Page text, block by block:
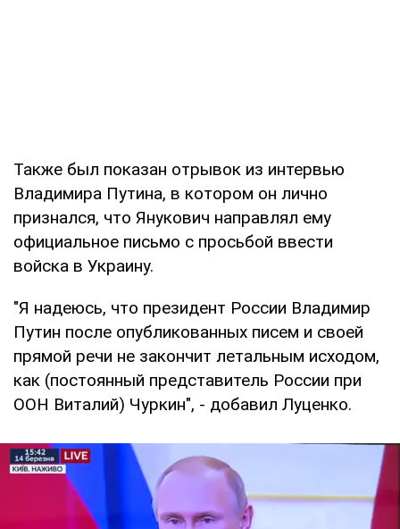
Также был показан отрывок из интервью
Владимира Путина, в котором он лично
признался, что Янукович направлял ему
официальное письмо с просьбой ввести
войска в Украину.
"Я надеюсь, что президент России Владимир
Путин после опубликованных писем и своей
прямой речи не закончит летальным исходом,
как (постоянный представитель России при
ООН Виталий) Чуркин", - добавил Луценко.